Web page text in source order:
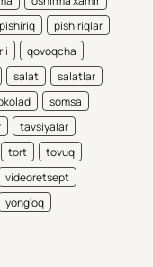
pishiriq
pishiriqlar
qovoqcha
salat
salatlar
somsa
tavsiyalar
tort
tovuq
videoretsept
yong'oq